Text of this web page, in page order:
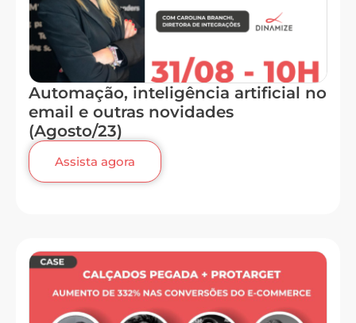
Automação, inteligência artificial no
email e outras novidades
(Agosto/23)
Assista agora